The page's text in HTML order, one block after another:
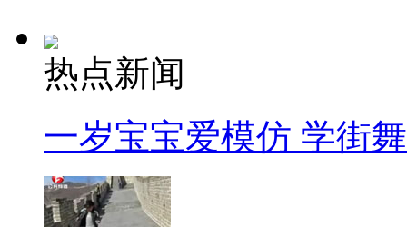
热点新闻
一岁宝宝爱模仿 学街